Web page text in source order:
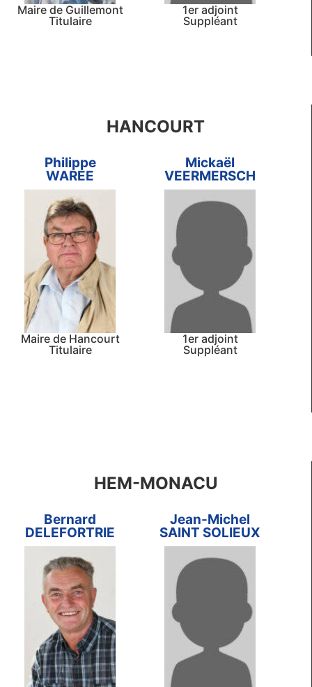
Maire de Guillemont
Titulaire
1er adjoint
Suppléant
HANCOURT
Philippe
WAREE
Maire de Hancourt
Titulaire
Mickaël
VEERMERSCH
1er adjoint
Suppléant
HEM-MONACU
Bernard
DELEFORTRIE
Jean-Michel
SAINT SOLIEUX